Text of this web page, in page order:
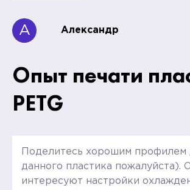
А Александр
Опыт печати
PETG
Поделитесь хорошим профилем
данного пластика пожалуйста).
интересуют настройки